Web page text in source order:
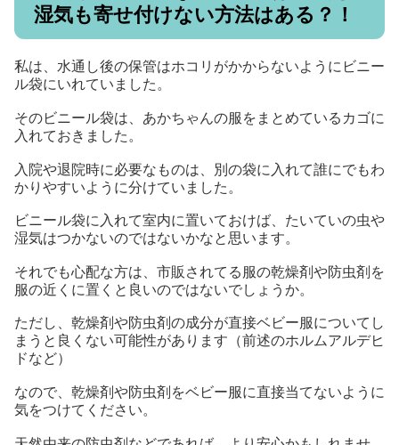
湿気も寄せ付けない方法はある？！
私は、水通し後の保管はホコリがかからないようにビニー
ル袋にいれていました。
そのビニール袋は、あかちゃんの服をまとめているカゴに
入れておきました。
入院や退院時に必要なものは、別の袋に入れて誰にでもわ
かりやすいように分けていました。
ビニール袋に入れて室内に置いておけば、たいていの虫や
湿気はつかないのではないかなと思います。
それでも心配な方は、市販されてる服の乾燥剤や防虫剤を
服の近くに置くと良いのではないでしょうか。
ただし、乾燥剤や防虫剤の成分が直接ベビー服についてし
まうと良くない可能性があります（前述のホルムアルデヒ
ドなど）
なので、乾燥剤や防虫剤をベビー服に直接当てないように
気をつけてください。